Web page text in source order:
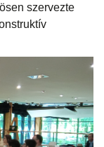
szervezte